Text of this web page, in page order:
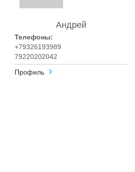
Андрей
Телефоны:
+79326193989
79220202042
Профиль